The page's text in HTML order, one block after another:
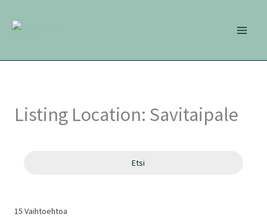
sisältöön
Listing Location: Savitaipale
Etsi
15 Vaihtoehtoa